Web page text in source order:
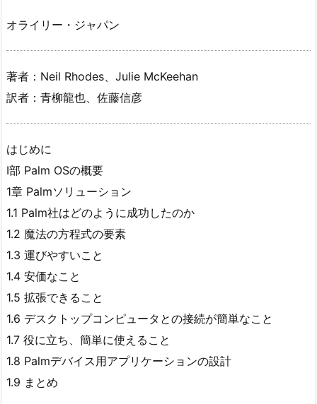
オライリー・ジャパン
著者：Neil Rhodes、Julie McKeehan
訳者：青柳龍也、佐藤信彦
はじめに
Ⅰ部 Palm OSの概要
1章 Palmソリューション
1.1 Palm社はどのように成功したのか
1.2 魔法の方程式の要素
1.3 運びやすいこと
1.4 安価なこと
1.5 拡張できること
1.6 デスクトップコンピュータとの接続が簡単なこと
1.7 役に立ち、簡単に使えること
1.8 Palmデバイス用アプリケーションの設計
1.9 まとめ